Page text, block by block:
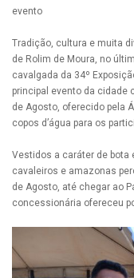
evento
Tradição, cultura e muita
de Rolim de Moura, no
cavalgada da 34º
principal evento da cidade
de Agosto, oferecido pela
copos d’água para os
Vestidos a caráter de bota
cavaleiros e amazonas
de Agosto, até chegar ao
concessionária ofereceu